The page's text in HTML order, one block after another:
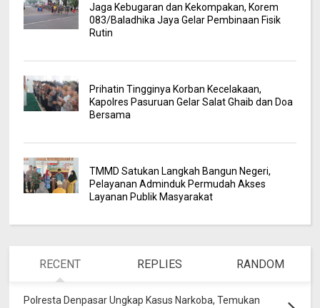
Jaga Kebugaran dan Kekompakan, Korem
083/Baladhika Jaya Gelar Pembinaan Fisik
Rutin
Prihatin Tingginya Korban Kecelakaan,
Kapolres Pasuruan Gelar Salat Ghaib dan Doa
Bersama
TMMD Satukan Langkah Bangun Negeri,
Pelayanan Adminduk Permudah Akses
Layanan Publik Masyarakat
RECENT REPLIES RANDOM
Polresta Denpasar Ungkap Kasus Narkoba, Temukan